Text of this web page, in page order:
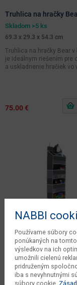
Truhlica na hračky
Skladom >5 ks
69.3 x 29.3 x 54.3 cm
Truhlica na hračky Bear v
je ideálnym riešením pre
a uskladnenie hračiek vo
75.00 €
Závesný organizér na
NABBI
Používame súbory
ponúkaných na
výsledkov na ich
umožnili cielenú
pridruženým
iba s nevyhnutnými
súbory cookie.